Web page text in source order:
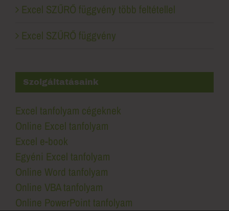
Excel SZŰRŐ függvény több feltétellel
Excel SZŰRŐ függvény
Szolgáltatásaink
Excel tanfolyam cégeknek
Online Excel tanfolyam
Excel e-book
Egyéni Excel tanfolyam
Online Word tanfolyam
Online VBA tanfolyam
Online PowerPoint tanfolyam